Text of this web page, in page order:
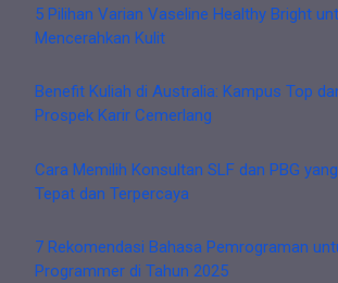
5 Pilihan Varian Vaseline Healthy Bright
Mencerahkan Kulit
Benefit Kuliah di Australia: Kampus Top
Prospek Karir Cemerlang
Cara Memilih Konsultan SLF dan PBG yang
Tepat dan Terpercaya
7 Rekomendasi Bahasa Pemrograman
Programmer di Tahun 2025